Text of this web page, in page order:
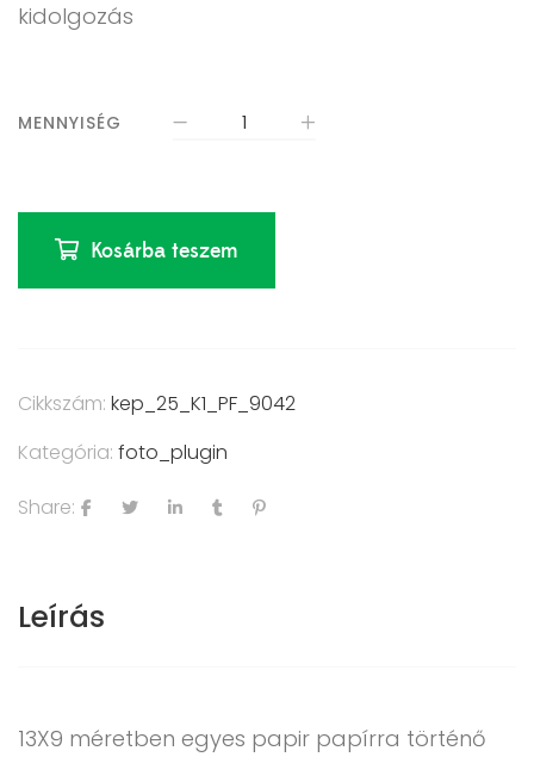
kidolgozás
MENNYISÉG
Kosárba teszem
Cikkszám: kep_25_K1_PF_9042
Kategória: foto_plugin
Share:
Leírás
13X9 méretben egyes papir papírra történő